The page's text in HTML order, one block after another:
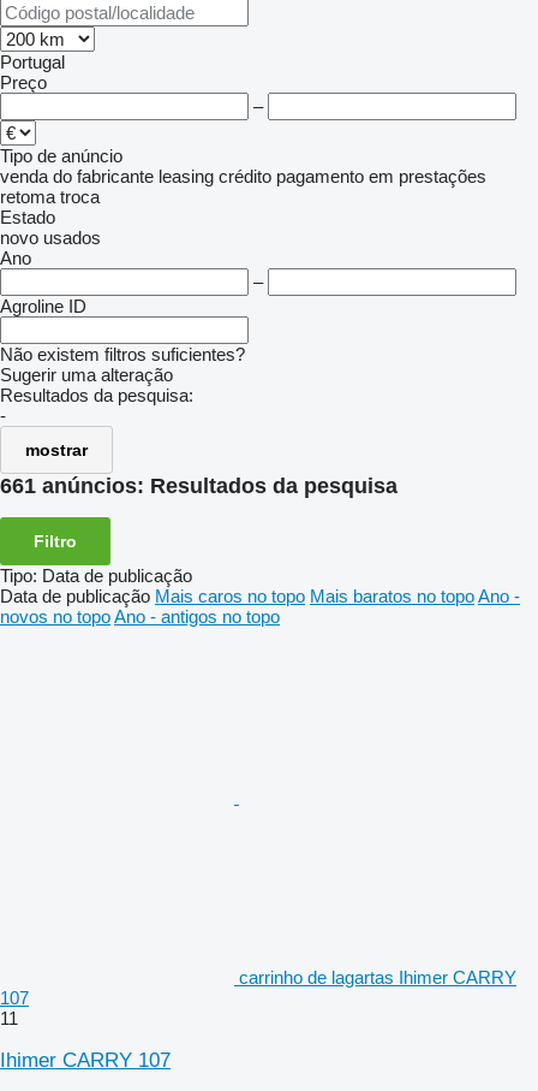
Portugal
Preço
–
Tipo de anúncio
venda do fabricante leasing crédito pagamento em prestações
retoma troca
Estado
novo usados
Ano
–
Agroline ID
Não existem filtros suficientes?
Sugerir uma alteração
Resultados da pesquisa:
-
mostrar
661 anúncios: Resultados da pesquisa
Filtro
Tipo: Data de publicação
Data de publicação Mais caros no topo Mais baratos no topoAno -
novos no topoAno - antigos no topo
carrinho de lagartas Ihimer CARRY
107
11
Ihimer CARRY 107